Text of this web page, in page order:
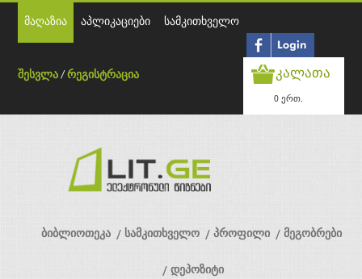
მაღაზია აპლიკაციები სამკითხველო
შესვლა /რეგისტრაცია კალათა
0 ერთ.
ბიბლიოთეკა სამკითხველო პროფილი მეგობრები
დეპოზიტი